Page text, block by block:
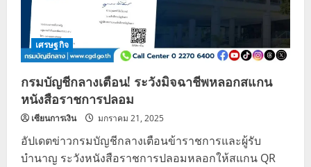
เศรษฐกิจ
กรมบัญชีกลางเตือน! ระวังมิจฉาชีพหลอกสแกน
หนังสือราชการปลอม
เซียนการเงิน มกราคม 21, 2025
อัปเดตข่าวกรมบัญชีกลางเตือนข้าราชการและผู้รับ
บำนาญ ระวังหนังสือราชการปลอมหลอกให้สแกน QR